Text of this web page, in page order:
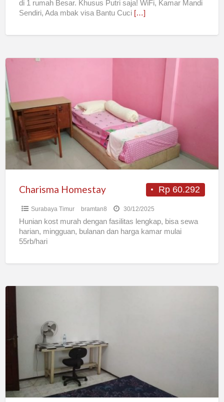
di 1 rumah Besar. Khusus Putri saja! WiFi, Kamar Mandi
Sendiri, Ada mbak visa Bantu Cuci […]
Charisma
Homestay
Rp 60.292
Charisma Homestay
Surabaya Timur bramtan8 30/12/2025
Hunian kost murah dengan fasilitas lengkap, bisa sewa
harian, mingguan, bulanan dan harga kamar mulai
55rb/hari
BERKAH